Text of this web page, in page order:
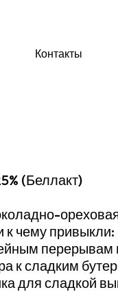
Контакты
(Беллакт)
к чему привыкли:
к сладким
для сладкой